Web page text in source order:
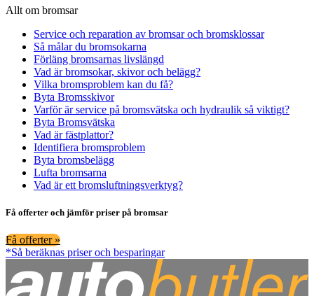
Allt om bromsar
Service och reparation av bromsar och bromsklossar
Så målar du bromsokarna
Förläng bromsarnas livslängd
Vad är bromsokar, skivor och belägg?
Vilka bromsproblem kan du få?
Byta Bromsskivor
Varför är service på bromsvätska och hydraulik så viktigt?
Byta Bromsvätska
Vad är fästplattor?
Identifiera bromsproblem
Byta bromsbelägg
Lufta bromsarna
Vad är ett bromsluftningsverktyg?
Få offerter och jämför priser på bromsar
Få offerter »
*Så beräknas priser och besparingar